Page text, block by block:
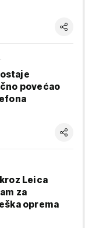
povećao
Leica
za
oprema